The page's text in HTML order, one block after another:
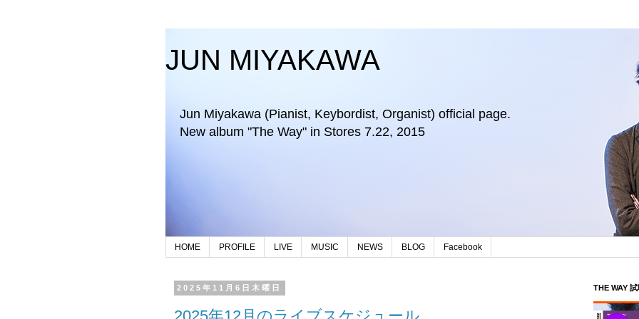
JUN MIYAKAWA
Jun Miyakawa (Pianist, Keybordist, Organist) official page.
New album "The Way" in Stores 7.22, 2015
HOME PROFILE LIVE MUSIC NEWS BLOG Facebook
2025年11月6日木曜日 THE WAY 試